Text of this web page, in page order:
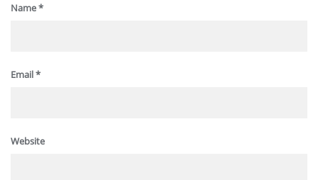
Name*
Email*
Website